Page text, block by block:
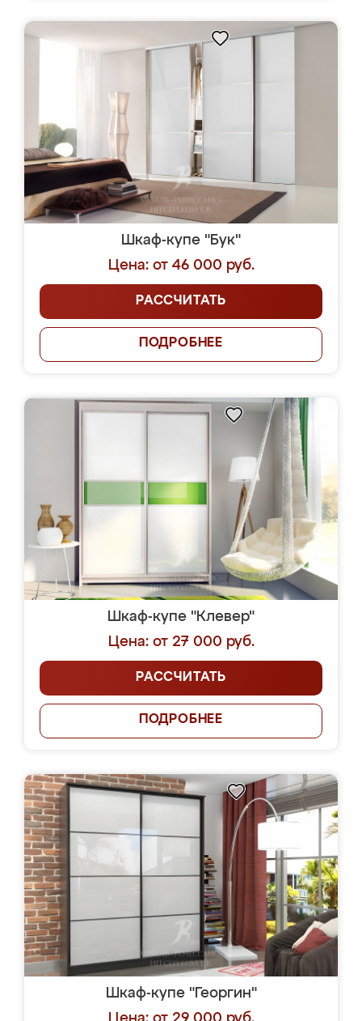
Шкаф-купе "Бук"
Цена: от 46 000 руб.
РАССЧИТАТЬ
ПОДРОБНЕЕ
Шкаф-купе "Клевер"
Цена: от 27 000 руб.
РАССЧИТАТЬ
ПОДРОБНЕЕ
Шкаф-купе "Георгин"